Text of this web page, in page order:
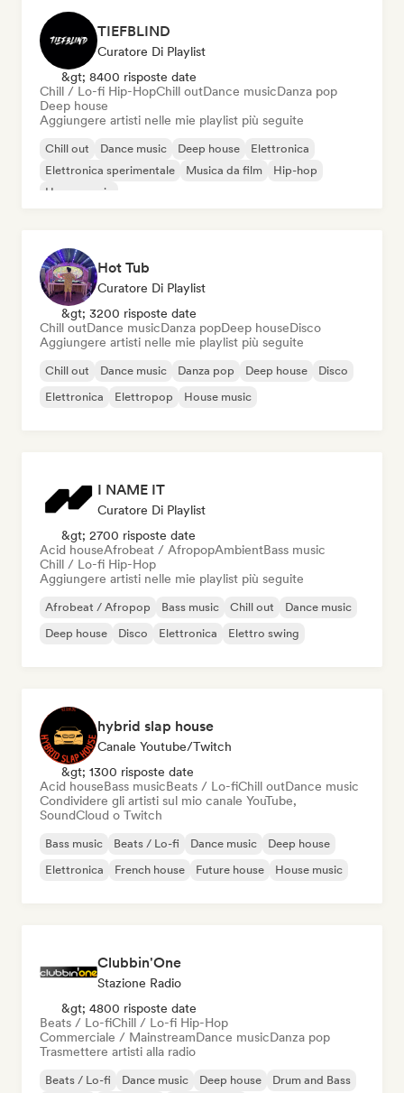
TIEFBLIND
Curatore Di Playlist
&gt; 8400 risposte date
Chill / Lo-fi Hip-HopChill outDance musicDanza pop
Deep house
Aggiungere artisti nelle mie playlist più seguite
Chill out Dance music Deep house
Elettronica
Elettronica sperimentale
Musica da film
Hip-hop
House music
Hot Tub
Curatore Di Playlist
&gt; 3200 risposte date
Chill outDance musicDanza popDeep houseDisco
Aggiungere artisti nelle mie playlist più seguite
Chill out Dance music Danza pop Deep house
Disco
Elettronica
Elettropop House music
I NAME IT
Curatore Di Playlist
&gt; 2700 risposte date
Acid houseAfrobeat / AfropopAmbientBass music
Chill / Lo-fi Hip-Hop
Aggiungere artisti nelle mie playlist più seguite
Afrobeat / Afropop Bass music Chill out
Dance music
Deep house
Disco Elettronica Elettro swing
hybrid slap house
Canale Youtube/Twitch
&gt; 1300 risposte date
Acid houseBass musicBeats / Lo-fiChill outDance music
Condividere gli artisti sul mio canale YouTube,
SoundCloud o Twitch
Bass music Beats / Lo-fi Dance music
Deep house
Elettronica
French house Future house House music
Clubbin'One
Stazione Radio
&gt; 4800 risposte date
Beats / Lo-fiChill / Lo-fi Hip-Hop
Commerciale / MainstreamDance musicDanza pop
Trasmettere artisti alla radio
Beats / Lo-fi Dance music Deep house
Drum and Bass